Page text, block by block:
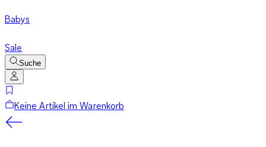
Babys
Sale
Suche
Keine Artikel im Warenkorb